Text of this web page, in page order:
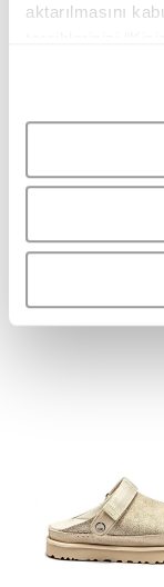
aktarılmasını
UGG
10.999,90